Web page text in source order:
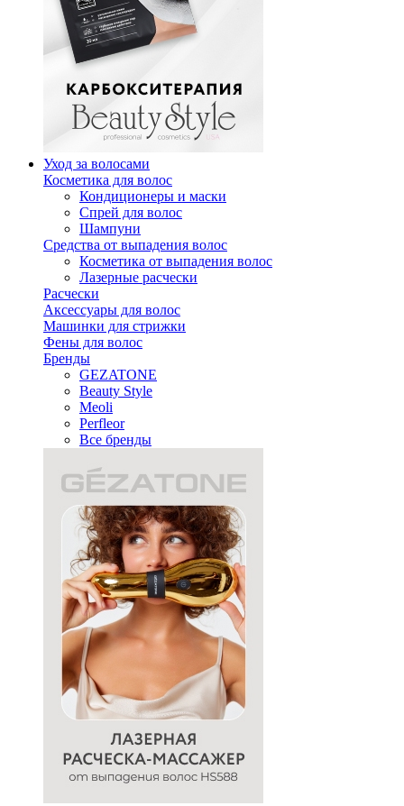
Уход за волосами
Косметика для волос
Кондиционеры и маски
Спрей для волос
Шампуни
Средства от выпадения волос
Косметика от выпадения волос
Лазерные расчески
Расчески
Аксессуары для волос
Машинки для стрижки
Фены для волос
Бренды
GEZATONE
Beauty Style
Meoli
Perfleor
Все бренды